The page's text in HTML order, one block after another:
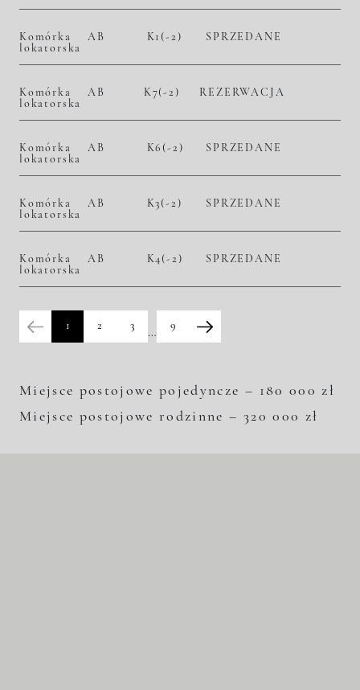
Komórka
lokatorska
AB K1(-2) SPRZEDANE
Komórka
lokatorska
AB K7(-2) REZERWACJA
Komórka
lokatorska
AB K6(-2) SPRZEDANE
Komórka
lokatorska
AB K3(-2) SPRZEDANE
Komórka
lokatorska
AB K4(-2) SPRZEDANE
1 2 3
…
9
Miejsce postojowe pojedyncze – 180 000 zł
Miejsce postojowe rodzinne – 320 000 zł